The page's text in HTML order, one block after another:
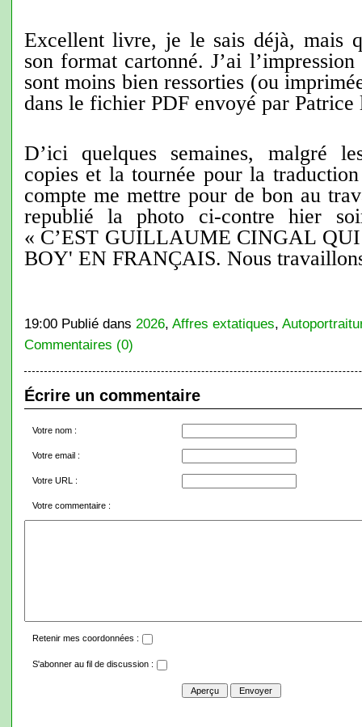
Excellent livre, je le sais déjà, mais
son format cartonné. J’ai
sont moins bien ressorties (ou
dans le fichier PDF envoyé par Patrice
D’ici quelques semaines, malgré
copies et la tournée pour la
compte me mettre pour de bon au
republié la photo ci-contre hier
« C’EST GUILLAUME CINGAL
BOY' EN FRANÇAIS. Nous
19:00 Publié dans 2026, Affres extatiques,
Commentaires (0)
Écrire un commentaire
Votre nom :
Votre email :
Votre URL :
Votre commentaire :
Retenir mes coordonnées :
S'abonner au fil de discussion :